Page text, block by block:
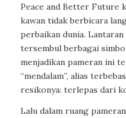
Peace and Better Future
kawan tidak berbicara
perbaikan dunia.
tersembul berbagai
menjadikan pameran ini
“mendalam”, alias
resikonya: terlepas dari
Lalu dalam ruang